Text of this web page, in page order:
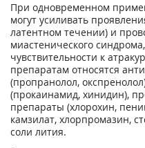
При одновременном
могут усиливать
латентном течении) и
миастенического
чувствительности к
препаратам относятся
(пропранолол,
(прокаинамид, хинидин),
препараты (хлорохин,
камзилат, хлорпромазин,
соли лития.